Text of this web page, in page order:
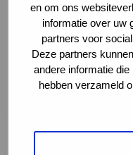
en om ons
informatie over uw
partners voor
Deze partners
andere informatie
hebben verzameld
Volledige